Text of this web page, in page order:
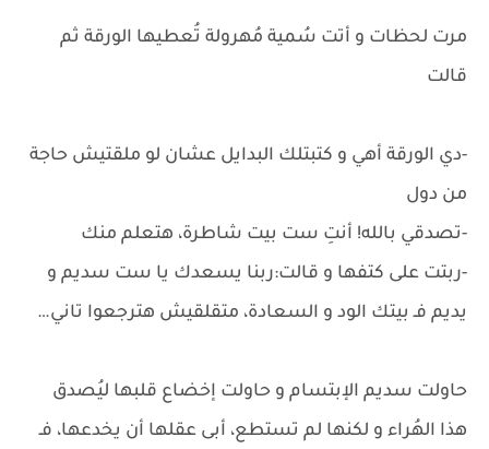
مرت لحظات و أتت سُمية مُهرولة تُعطيها الورقة ثم
قالت
-دي الورقة أهي و كتبتلك البدايل عشان لو ملقتيش حاجة
من دول
-تصدقي بالله! أنتِ ست بيت شاطرة، هتعلم منك
-ربتت على كتفها و قالت:ربنا يسعدك يا ست سديم و
يديم فـ بيتك الود و السعادة، متقلقيش هترجعوا تاني…
حاولت سديم الإبتسام و حاولت إخضاع قلبها ليُصدق
هذا الهُراء و لكنها لم تستطع، أبى عقلها أن يخدعها، فـ